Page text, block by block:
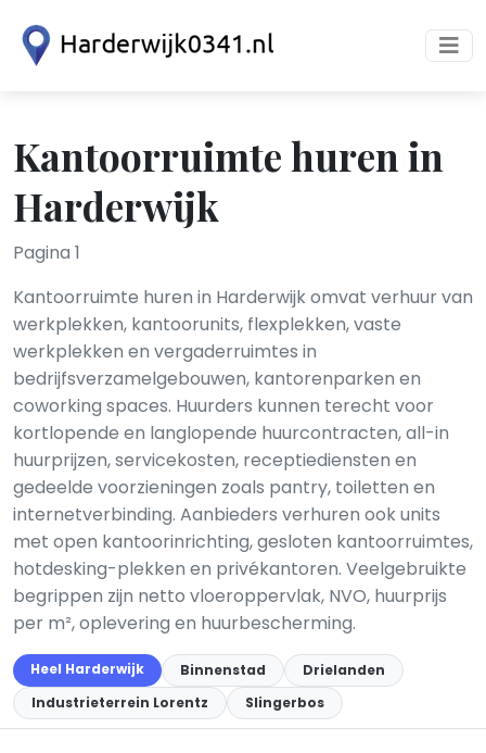
Kantoorruimte huren in
Harderwijk
Pagina 1
Kantoorruimte huren in Harderwijk omvat verhuur van
werkplekken, kantoorunits, flexplekken, vaste
werkplekken en vergaderruimtes in
bedrijfsverzamelgebouwen, kantorenparken en
coworking spaces. Huurders kunnen terecht voor
kortlopende en langlopende huurcontracten, all-in
huurprijzen, servicekosten, receptiediensten en
gedeelde voorzieningen zoals pantry, toiletten en
internetverbinding. Aanbieders verhuren ook units
met open kantoorinrichting, gesloten kantoorruimtes,
hotdesking-plekken en privékantoren. Veelgebruikte
begrippen zijn netto vloeroppervlak, NVO, huurprijs
per m², oplevering en huurbescherming.
Heel Harderwijk Binnenstad
Drielanden
Industrieterrein Lorentz
Slingerbos